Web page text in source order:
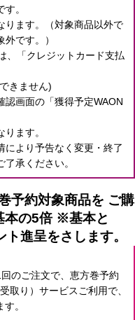
。
ります。（対象商品以外で
です。）
、「クレジットカード支払
きません)
認画面の「獲得予定WAON
ます。
により予告なく変更・終了
承ください。
のご注文で、 恵方巻予約
取り）サービスご利用で、
。